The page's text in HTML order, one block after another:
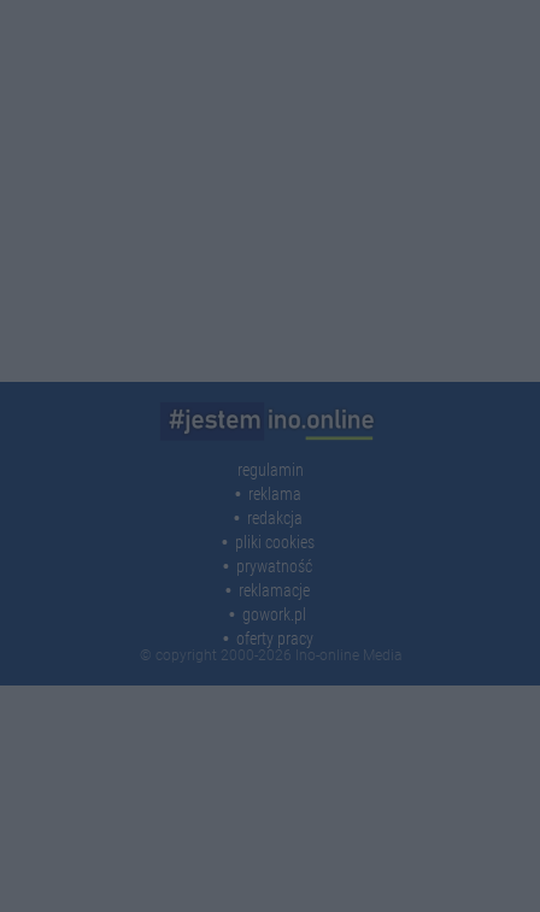
regulamin
reklama
redakcja
pliki cookies
prywatność
reklamacje
gowork.pl
oferty pracy
© copyright 2000-2026 Ino-online Media